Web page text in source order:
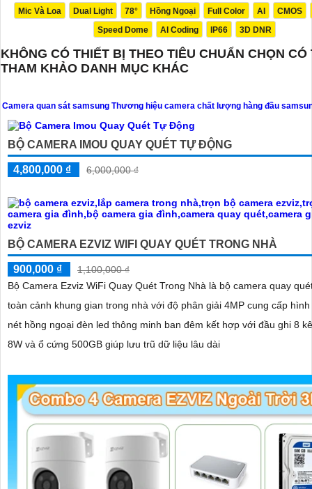
Mic Và Loa Dual Light 78° Hồng Ngoại Full Color AI
CMOS
Speed Dome
AI Coding IP66 3D DNR
KHÔNG CÓ THIẾT BỊ THEO TIÊU CHUẨN CHỌN CÓ
THAM KHẢO DANH MỤC KHÁC
Camera quan sát samsung Thương hiệu camera chất lượng hàng đầu
BỘ CAMERA IMOU QUAY QUÉT TỰ ĐỘNG
4,800,000 ₫ 6,000,000 ₫
BỘ CAMERA EZVIZ WIFI QUAY QUÉT TRONG NHÀ
900,000 ₫
1,100,000 ₫
Bộ Camera Ezviz WiFi Quay Quét Trong Nhà là bộ camera quay
toàn cảnh khung gian trong nhà với độ phân giải 4MP cung cấp
nét hồng ngoại đèn led thông minh ban đêm kết hợp với đầu ghi 8
8W và ổ cứng 500GB giúp lưu trũ dữ liệu lâu dài